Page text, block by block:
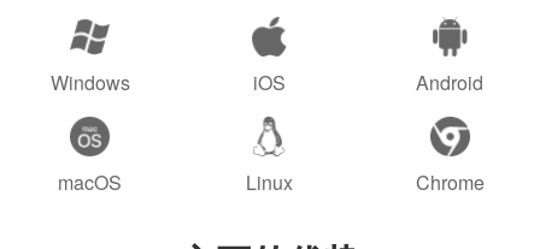
Windows iOS Android
macOS Linux Chrome